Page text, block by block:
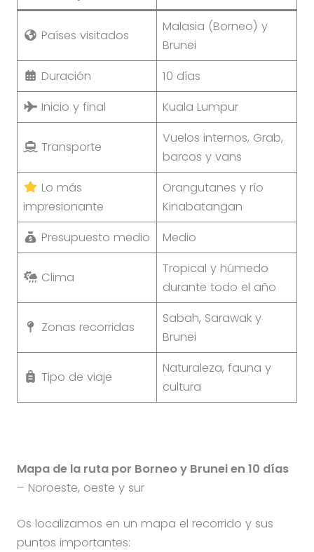
Países visitados
Malasia (Borneo) y
Brunei
Duración
10 días
Inicio y final
Kuala Lumpur
Transporte
Vuelos internos, Grab,
barcos y vans
Lo más
impresionante
Orangutanes y río
Kinabatangan
Presupuesto medio
Medio
Clima
Tropical y húmedo
durante todo el año
Zonas recorridas
Sabah, Sarawak y
Brunei
Tipo de viaje
Naturaleza, fauna y
cultura
Mapa de la ruta por Borneo y Brunei en 10 días
– Noroeste, oeste y sur
Os localizamos en un mapa el recorrido y sus
puntos importantes: